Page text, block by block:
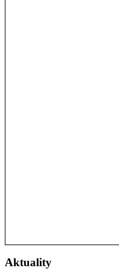
Aktuality